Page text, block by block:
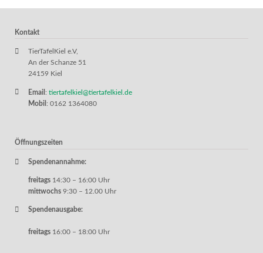
Kontakt
TierTafelKiel e.V,
An der Schanze 51
24159 Kiel
Email : tiertafelkiel@tiertafelkiel.de
Mobil : 0162 1364080
Öffnungszeiten
Spendenannahme:
freitags 14:30 – 16:00 Uhr
mittwochs 9:30 – 12.00 Uhr
Spendenausgabe:
freitags 16:00 – 18:00 Uhr